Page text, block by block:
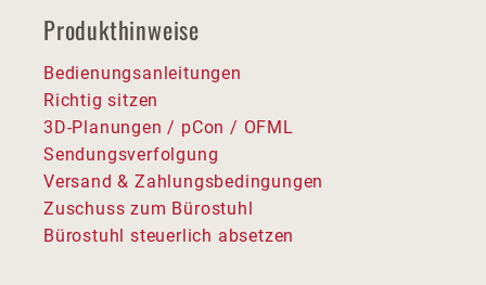
Produkthinweise
Bedienungsanleitungen
Richtig sitzen
3D-Planungen / pCon / OFML
Sendungsverfolgung
Versand & Zahlungsbedingungen
Zuschuss zum Bürostuhl
Bürostuhl steuerlich absetzen